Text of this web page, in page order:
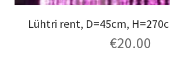
Lühtri rent, D=45cm,
€20.00